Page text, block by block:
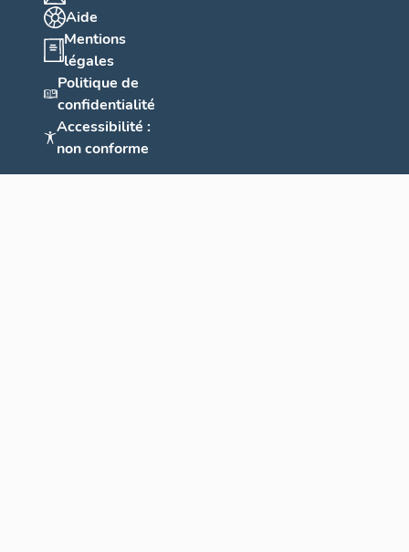
Aide
Mentions
légales
Politique de
confidentialité
Accessibilité :
non conforme